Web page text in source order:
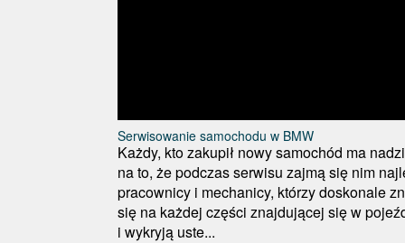
Serwisowanie samochodu w BMW
Każdy, kto zakupił nowy samochód ma
na to, że podczas serwisu zajmą się nim
pracownicy i mechanicy, którzy doskonale
się na każdej części znajdującej się w
i wykryją uste...